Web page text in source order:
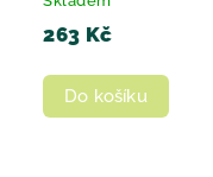
263 Kč
Do košíku